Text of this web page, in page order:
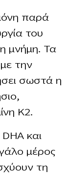
παρά
του
μνήμη. Τα
την
σωστά η
K2.
και
μέρος
τη